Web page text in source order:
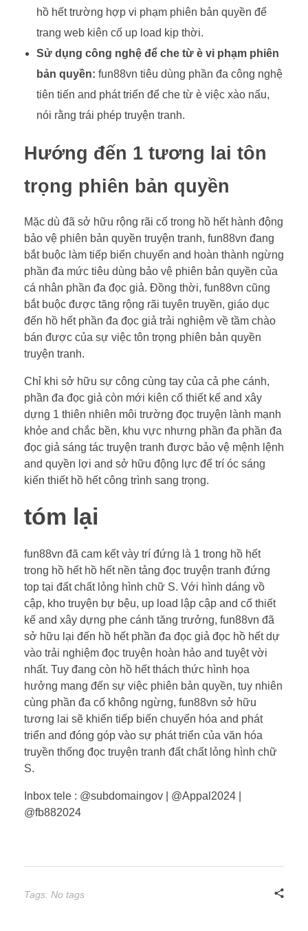
hồ hết trường hợp vi phạm phiên bản quyền để
trang web kiên cố up load kịp thời.
Sử dụng công nghệ để che từ è vi phạm phiên
bản quyền: fun88vn tiêu dùng phần đa công nghệ
tiên tiến and phát triển để che từ è việc xào nấu,
nói rằng trái phép truyện tranh.
Hướng đến 1 tương lai tôn
trọng phiên bản quyền
Mặc dù đã sở hữu rộng rãi cố trong hồ hết hành động
bảo vệ phiên bản quyền truyện tranh, fun88vn đang
bắt buộc làm tiếp biến chuyển and hoàn thành ngừng
phần đa mức tiêu dùng bảo vệ phiên bản quyền của
cá nhân phần đa đọc giả. Đồng thời, fun88vn cũng
bắt buộc được tăng rộng rãi tuyên truyền, giáo dục
đến hồ hết phần đa đọc giả trải nghiệm về tầm chào
bán được của sự việc tôn trọng phiên bản quyền
truyện tranh.
Chỉ khi sở hữu sự công cùng tay của cả phe cánh,
phần đa đọc giả còn mới kiên cố thiết kế and xây
dựng 1 thiên nhiên môi trường đọc truyện lành mạnh
khỏe and chắc bền, khu vực nhưng phần đa phần đa
đọc giả sáng tác truyện tranh được bảo vệ mệnh lệnh
and quyền lợi and sở hữu động lực để trí óc sáng
kiến thiết hồ hết công trình sang trọng.
tóm lại
fun88vn đã cam kết vày trí đứng là 1 trong hồ hết
trong hồ hết hồ hết nền tảng đọc truyện tranh đứng
top tại đất chất lỏng hình chữ S. Với hình dáng vồ
cập, kho truyện bự bệu, up load lập cập and cố thiết
kế and xây dựng phe cánh tăng trưởng, fun88vn đã
sở hữu lại đến hồ hết phần đa đọc giả đọc hồ hết dự
vào trải nghiệm đọc truyện hoàn hảo and tuyệt vời
nhất. Tuy đang còn hồ hết thách thức hình họa
hưởng mang đến sự việc phiên bản quyền, tuy nhiên
cùng phần đa cố không ngừng, fun88vn sở hữu
tương lai sẽ khiến tiếp biến chuyển hóa and phát
triển and đóng góp vào sự phát triển của văn hóa
truyền thống đọc truyện tranh đất chất lỏng hình chữ
S.
Inbox tele : @subdomaingov | @Appal2024 |
@fb882024
Tags: No tags